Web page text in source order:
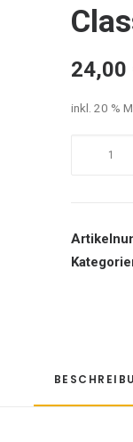
24,00
inkl. 20 %